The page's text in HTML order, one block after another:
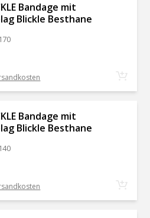
Bandage mit
Blickle Besthane
Bandage mit
Blickle Besthane